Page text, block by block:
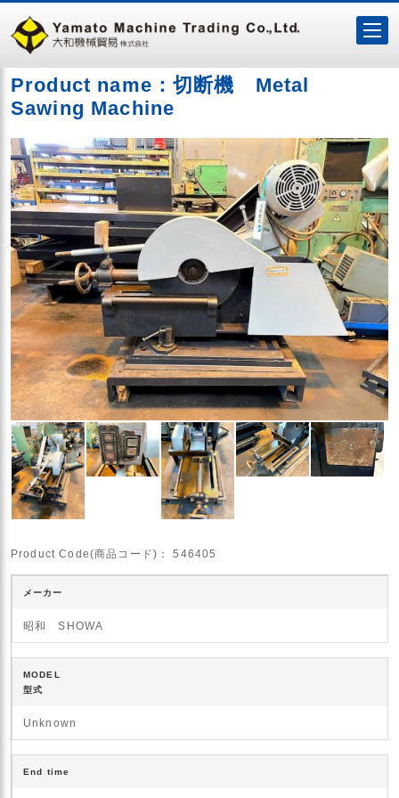
Product name：切断機 Metal
Sawing Machine
Product Code(商品コード)： 546405
メーカー
昭和 SHOWA
MODEL
型式
Unknown
End time